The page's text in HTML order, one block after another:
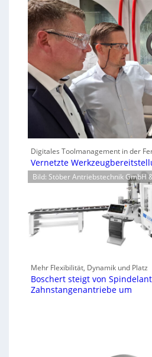
Digitales Toolmanagement in der
Vernetzte
Bild: Stöber Antriebstechnik GmbH
Mehr Flexibilität, Dynamik und Platz
Boschert steigt von
Zahnstangenantriebe um